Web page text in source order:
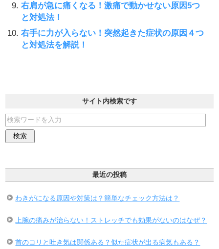
右肩が急に痛くなる！激痛で動かせない原因5つ
と対処法！
右手に力が入らない！突然起きた症状の原因４つ
と対処法を解説！
サイト内検索です
最近の投稿
わきがになる原因や対策は？簡単なチェック方法は？
上腕の痛みが治らない！ストレッチでも効果がないのはなぜ？
首のコリと吐き気は関係ある？似た症状が出る病気もある？